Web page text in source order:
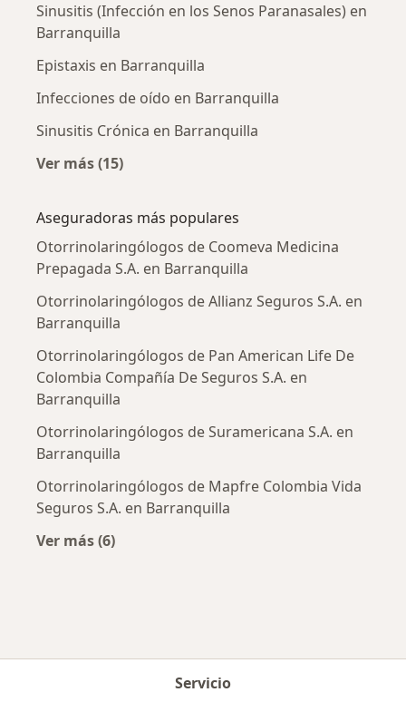
Sinusitis (Infección en los Senos Paranasales) en
Barranquilla
Epistaxis en Barranquilla
Infecciones de oído en Barranquilla
Sinusitis Crónica en Barranquilla
Ver más (15)
Aseguradoras más populares
Otorrinolaringólogos de Coomeva Medicina
Prepagada S.A. en Barranquilla
Otorrinolaringólogos de Allianz Seguros S.A. en
Barranquilla
Otorrinolaringólogos de Pan American Life De
Colombia Compañía De Seguros S.A. en
Barranquilla
Otorrinolaringólogos de Suramericana S.A. en
Barranquilla
Otorrinolaringólogos de Mapfre Colombia Vida
Seguros S.A. en Barranquilla
Ver más (6)
Servicio